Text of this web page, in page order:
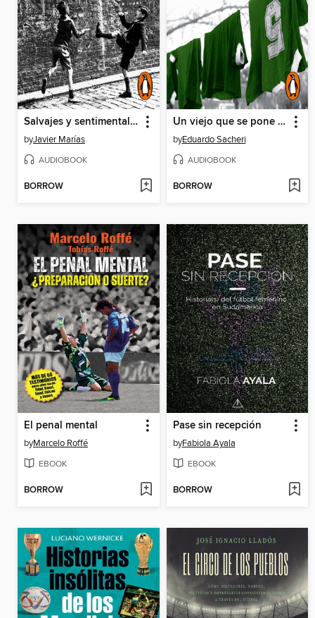
Salvajes y sentimentales
byJavier Marías
AUDIOBOOK
BORROW
Un viejo que se pone de pie
byEduardo Sacheri
AUDIOBOOK
BORROW
El penal mental
byMarcelo Roffé
EBOOK
BORROW
Pase sin recepción
byFabiola Ayala
EBOOK
BORROW